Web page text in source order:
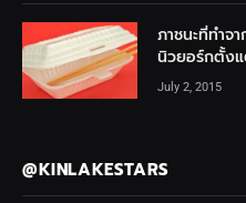
ภาชนะที่ทำจ
นิวยอร์กตั้ง
July 2, 2015
@KINLAKESTARS